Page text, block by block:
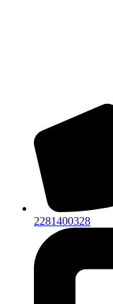
2281400328